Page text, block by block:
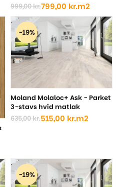
999,00kr.
Den
oprindelige
pris
var:
999,00 kr..
799,00 kr.
Den
aktuelle
pris
er:
799,00 kr..
m2
-19%
Moland Molaloc+ Ask - Parket
3-stavs hvid matlak
635,00kr.
Den
635,00 kr..
515,00 kr.
Den
515,00 kr..
m2
-19%